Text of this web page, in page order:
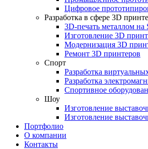
Цифровое
Разработка в сфере 3D
3D-печать металлом
Изготовление 3D
Модернизация 3D
Ремонт 3D принтеров
Спорт
Разработка
Разработка
Спортивное
Шоу
Изготовление
Изготовление
Портфолио
О компании
Контакты